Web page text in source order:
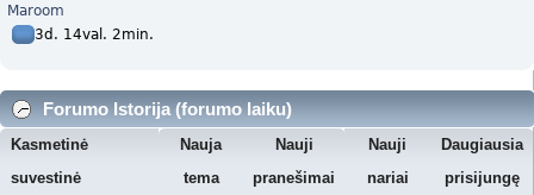
Maroom
3d. 14val. 2min.
Forumo Istorija (forumo laiku)
Kasmetinė
suvestinė
Nauja
tema
Nauji
pranešimai
Nauji
nariai
Daugiausia
prisijungę